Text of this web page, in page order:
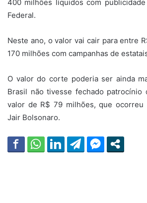
400 milhões líquidos com
Federal.
Neste ano, o valor vai cair para entre
170 milhões com campanhas de
O valor do corte poderia ser ainda
Brasil não tivesse fechado patrocínio
valor de R$ 79 milhões, que ocorreu
Jair Bolsonaro.